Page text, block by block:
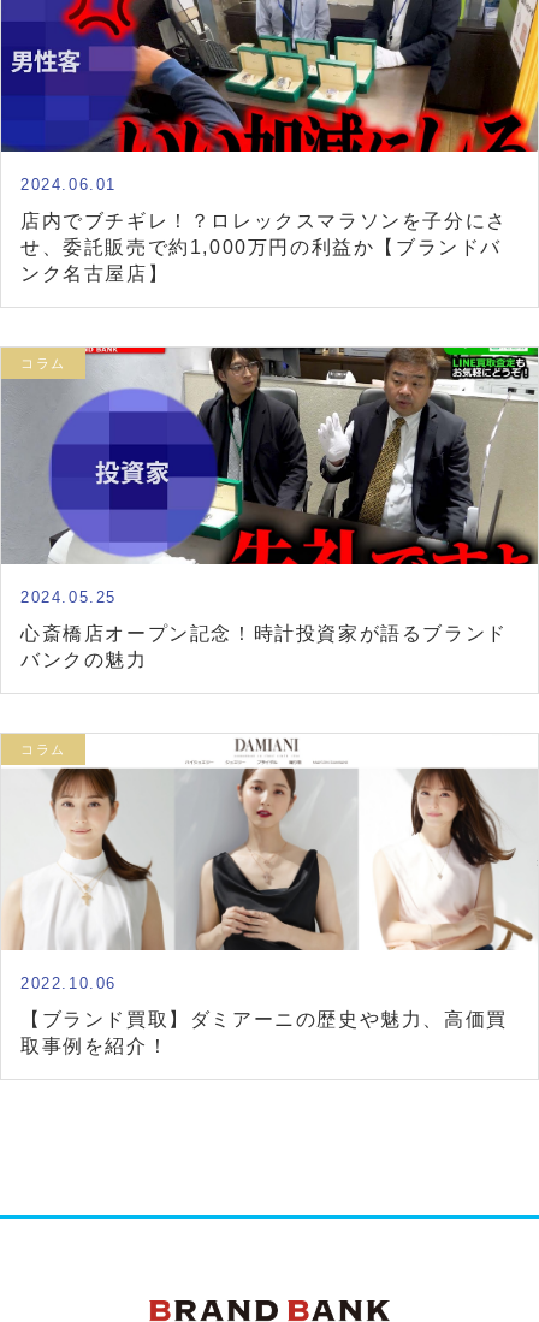
2024.06.01
店内でブチギレ！？ロレックスマラソンを子分にさ
せ、委託販売で約1,000万円の利益か【ブランドバ
ンク名古屋店】
コラム
2024.05.25
心斎橋店オープン記念！時計投資家が語るブランド
バンクの魅力
コラム
2022.10.06
【ブランド買取】ダミアーニの歴史や魅力、高価買
取事例を紹介！